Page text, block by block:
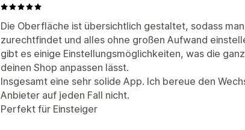
Die Oberfläche ist übersichtlich gestaltet, sodass
zurechtfindet und alles ohne großen Aufwand
gibt es einige Einstellungsmöglichkeiten, was die
deinen Shop anpassen lässt.
Insgesamt eine sehr solide App. Ich bereue den
Anbieter auf jeden Fall nicht.
Perfekt für Einsteiger